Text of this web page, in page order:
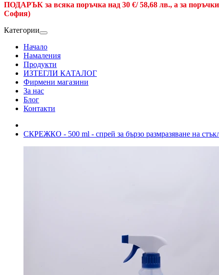
ПОДАРЪК за всяка поръчка над 30 €/58,68 лв., а за
София)
Категории
Начало
Намаления
Продукти
ИЗТЕГЛИ КАТАЛОГ
Фирмени магазини
За нас
Блог
Контакти
СКРЕЖКО - 500 ml - спрей за бързо размразяване на